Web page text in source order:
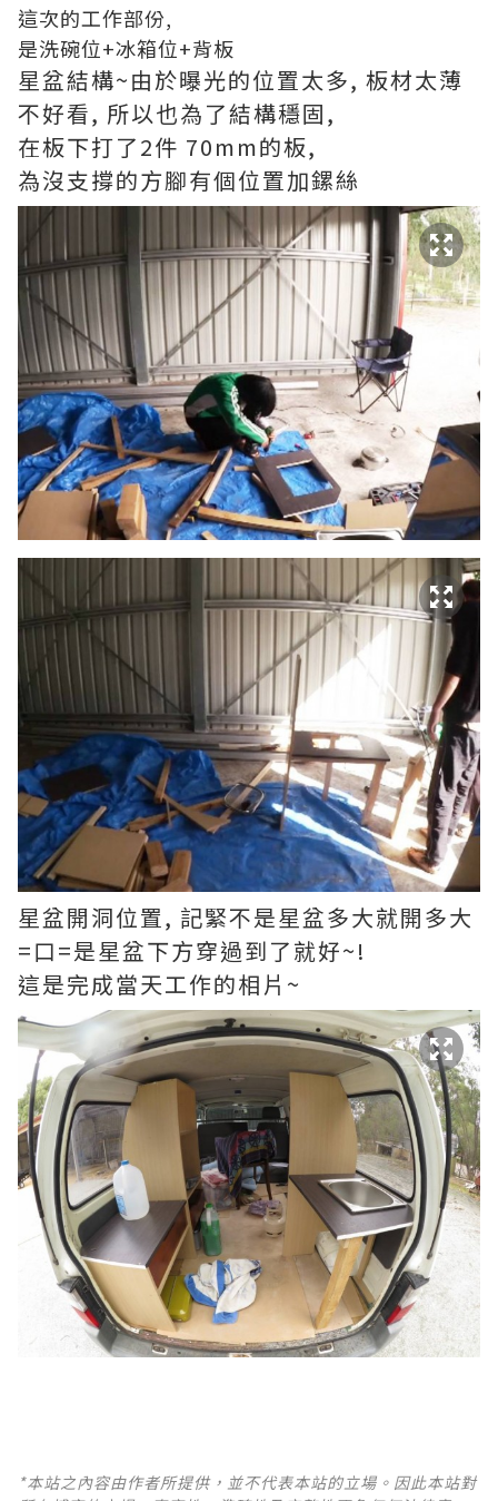
這次的工作部份,
是洗碗位+冰箱位+背板
星盆結構~由於曝光的位置太多, 板材太薄
不好看, 所以也為了結構穩固,
在板下打了2件 70mm的板,
為沒支撐的方腳有個位置加鏍絲
星盆開洞位置, 記緊不是星盆多大就開多大
=口=是星盆下方穿過到了就好~!
這是完成當天工作的相片~
*本站之內容由作者所提供，並不代表本站的立場。因此本站對